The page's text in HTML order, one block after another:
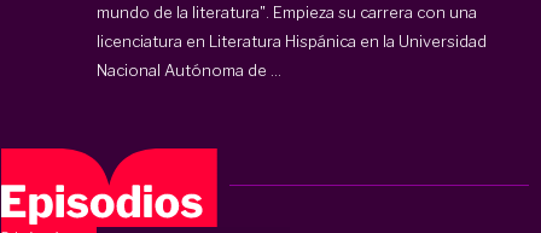
mundo de la literatura". Empieza su carrera con una
licenciatura en Literatura Hispánica en la Universidad
Nacional Autónoma de ...